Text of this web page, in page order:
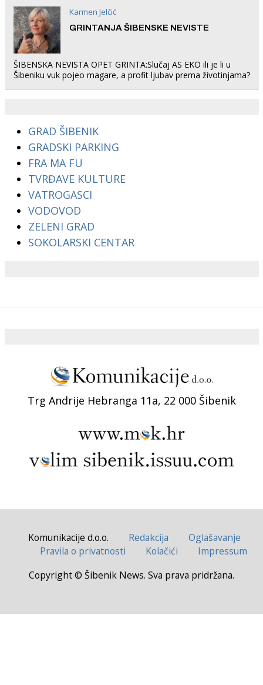
Karmen Jelčić
GRINTANJA ŠIBENSKE NEVISTE
ŠIBENSKA NEVISTA OPET GRINTA:Slučaj AS EKO ili je li u
Šibeniku vuk pojeo magare, a profit ljubav prema životinjama?
GRAD ŠIBENIK
GRADSKI PARKING
FRA MA FU
TVRĐAVE KULTURE
VATROGASCI
VODOVOD
ZELENI GRAD
SOKOLARSKI CENTAR
Trg Andrije Hebranga 11a, 22 000 Šibenik
Komunikacije d.o.o. Redakcija
Oglašavanje
Pravila o privatnosti
Kolačići
Impressum
Copyright © Šibenik News. Sva prava pridržana.